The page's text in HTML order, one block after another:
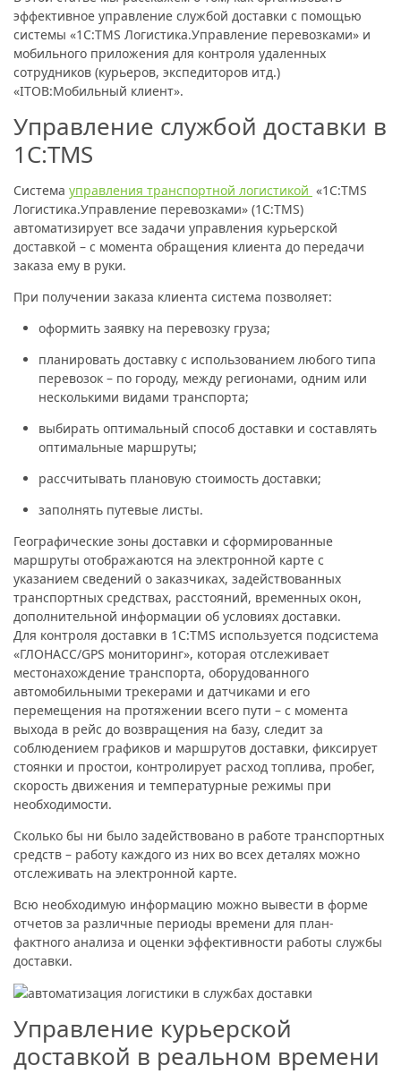
эффективное управление службой доставки с помощью
системы «1С:TMS Логистика.Управление перевозками» и
мобильного приложения для контроля удаленных
сотрудников (курьеров, экспедиторов итд.)
«ITOB:Мобильный клиент».
Управление службой доставки в
1С:TMS
Система управления транспортной логистикой «1С:TMS
Логистика.Управление перевозками» (1С:TMS)
автоматизирует все задачи управления курьерской
доставкой – с момента обращения клиента до передачи
заказа ему в руки.
При получении заказа клиента система позволяет:
оформить заявку на перевозку груза;
планировать доставку с использованием любого типа
перевозок – по городу, между регионами, одним или
несколькими видами транспорта;
выбирать оптимальный способ доставки и составлять
оптимальные маршруты;
рассчитывать плановую стоимость доставки;
заполнять путевые листы.
Географические зоны доставки и сформированные
маршруты отображаются на электронной карте с
указанием сведений о заказчиках, задействованных
транспортных средствах, расстояний, временных окон,
дополнительной информации об условиях доставки.
Для контроля доставки в 1С:TMS используется подсистема
«ГЛОНАСС/GPS мониторинг», которая отслеживает
местонахождение транспорта, оборудованного
автомобильными трекерами и датчиками и его
перемещения на протяжении всего пути – с момента
выхода в рейс до возвращения на базу, следит за
соблюдением графиков и маршрутов доставки, фиксирует
стоянки и простои, контролирует расход топлива, пробег,
скорость движения и температурные режимы при
необходимости.
Сколько бы ни было задействовано в работе транспортных
средств – работу каждого из них во всех деталях можно
отслеживать на электронной карте.
Всю необходимую информацию можно вывести в форме
отчетов за различные периоды времени для план-
фактного анализа и оценки эффективности работы службы
доставки.
Управление курьерской
доставкой в реальном времени